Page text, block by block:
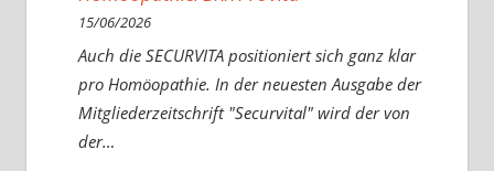
15/06/2026
Auch die SECURVITA positioniert sich ganz klar
pro Homöopathie. In der neuesten Ausgabe der
Mitgliederzeitschrift "Securvital" wird der von
der…